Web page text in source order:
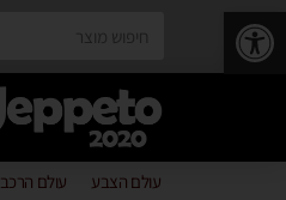
פתח סרגל נגישות
עולם הצבע עולם הרכב